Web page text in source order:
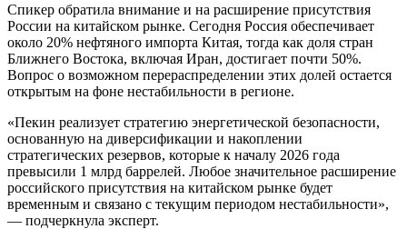
Спикер обратила внимание и на расширение присутствия
России на китайском рынке. Сегодня Россия обеспечивает
около 20% нефтяного импорта Китая, тогда как доля стран
Ближнего Востока, включая Иран, достигает почти 50%.
Вопрос о возможном перераспределении этих долей остается
открытым на фоне нестабильности в регионе.
«Пекин реализует стратегию энергетической безопасности,
основанную на диверсификации и накоплении
стратегических резервов, которые к началу 2026 года
превысили 1 млрд баррелей. Любое значительное расширение
российского присутствия на китайском рынке будет
временным и связано с текущим периодом нестабильности»,
— подчеркнула эксперт.